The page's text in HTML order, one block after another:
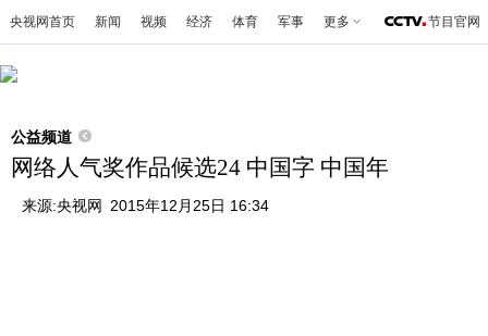
央视网首页 新闻 视频 经济 体育 军事 更多 节目官网
公益频道
网络人气奖作品候选24 中国字 中国年
来源:央视网 2015年12月25日 16:34